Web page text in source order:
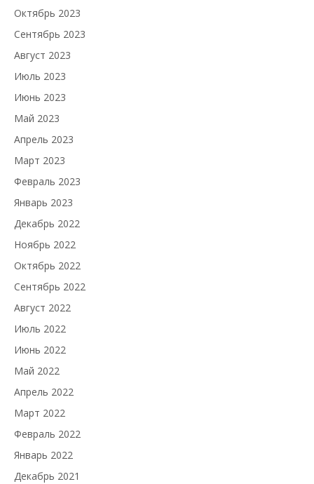
Октябрь 2023
Сентябрь 2023
Август 2023
Июль 2023
Июнь 2023
Май 2023
Апрель 2023
Март 2023
Февраль 2023
Январь 2023
Декабрь 2022
Ноябрь 2022
Октябрь 2022
Сентябрь 2022
Август 2022
Июль 2022
Июнь 2022
Май 2022
Апрель 2022
Март 2022
Февраль 2022
Январь 2022
Декабрь 2021